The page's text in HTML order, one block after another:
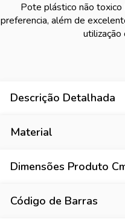
Pote plástico não toxico
preferencia, além de
utilização
Descrição Detalhada
Material
Dimensões Produto
Código de Barras